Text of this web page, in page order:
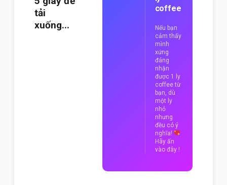
tải
xuống...
coffee
Nếu bạn
cảm thấy
mình
xứng
đáng
nhận
được 1 ly
coffee từ
bạn, dù
một ly
nhỏ
nhưng
đều có ý
nghĩa!
Hãy ấn
vào đây !